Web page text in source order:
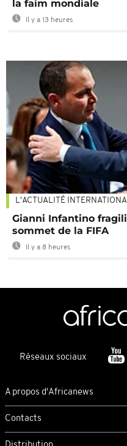
la faim mondiale
Il y a 13 heures
L'ACTUALITÉ
Gianni Infantino
sommet de la FIFA
Il y a 8 heures
Réseaux sociaux
A propos d'Africanews
Contacts